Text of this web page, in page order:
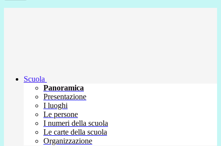
Scuola
Panoramica
Presentazione
I luoghi
Le persone
I numeri della scuola
Le carte della scuola
Organizzazione